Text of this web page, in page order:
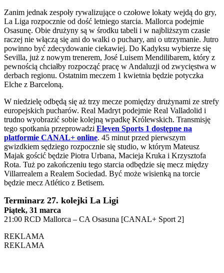
Zanim jednak zespoły rywalizujące o czołowe lokaty wejdą do gry,
La Liga rozpocznie od dość letniego starcia. Mallorca podejmie
Osasunę. Obie drużyny są w środku tabeli i w najbliższym czasie
raczej nie włączą się ani do walki o puchary, ani o utrzymanie. Jutro
powinno być zdecydowanie ciekawiej. Do Kadyksu wybierze się
Sevilla, już z nowym trenerem, José Luisem Mendilibarem, który z
pewnością chciałby rozpocząć pracę w Andaluzji od zwycięstwa w
derbach regionu. Ostatnim meczem 1 kwietnia będzie potyczka
Elche z Barceloną.
W niedzielę odbędą się aż trzy mecze pomiędzy drużynami ze strefy
europejskich pucharów. Real Madryt podejmie Real Valladolid i
trudno wyobrazić sobie kolejną wpadkę Królewskich. Transmisję
tego spotkania przeprowadzi Eleven Sports 1 dostępne na
platformie CANAL+ online. 45 minut przed pierwszym
gwizdkiem sędziego rozpocznie się studio, w którym Mateusz
Majak gościć będzie Piotra Urbana, Macieja Kruka i Krzysztofa
Rota. Tuż po zakończeniu tego starcia odbędzie się mecz między
Villarrealem a Realem Sociedad. Być może wisienką na torcie
będzie mecz Atlético z Betisem.
Terminarz 27. kolejki La Ligi
Piątek, 31 marca
21:00 RCD Mallorca – CA Osasuna [CANAL+ Sport 2]
REKLAMA
REKLAMA